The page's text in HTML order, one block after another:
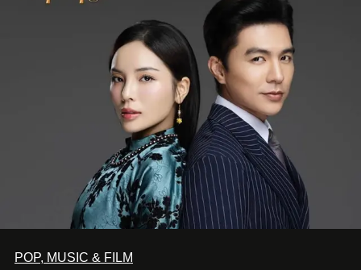
POP, MUSIC & FILM